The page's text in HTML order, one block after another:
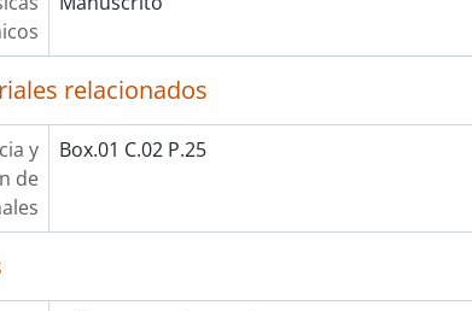
relacionados
y
de
Box.01 C.02 P.25